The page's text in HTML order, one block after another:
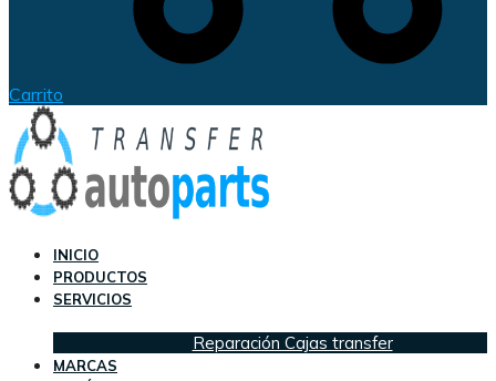
Carrito
INICIO
PRODUCTOS
SERVICIOS
Reparación Cajas transfer
MARCAS